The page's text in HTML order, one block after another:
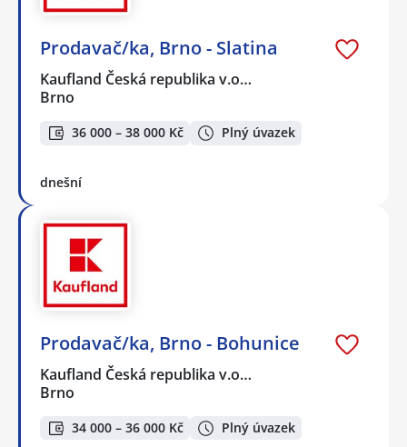
Prodavač/ka, Brno - Slatina
Kaufland Česká republika v.o…
Brno
36 000 – 38 000 Kč Plný úvazek
dnešní
Prodavač/ka, Brno - Bohunice
Kaufland Česká republika v.o…
Brno
34 000 – 36 000 Kč Plný úvazek